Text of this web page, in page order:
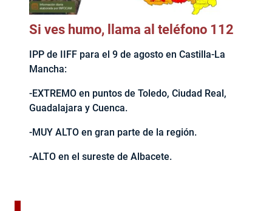
Si ves humo, llama al teléfono 112
IPP de IIFF para el 9 de agosto en Castilla-La
Mancha:
-EXTREMO en puntos de Toledo, Ciudad Real,
Guadalajara y Cuenca.
-MUY ALTO en gran parte de la región.
-ALTO en el sureste de Albacete.